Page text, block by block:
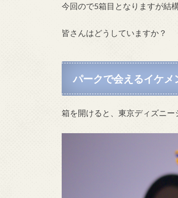
今回ので5箱目となりますが結
皆さんはどうしていますか？
パークで会えるイケメ
箱を開けると、東京ディズニ